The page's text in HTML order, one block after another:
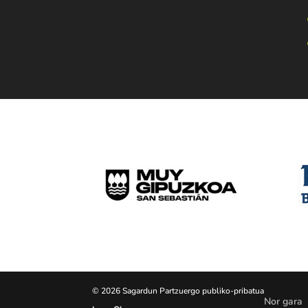
© 2026 Sagardun Partzuergo publiko-pribatua
Nor gara